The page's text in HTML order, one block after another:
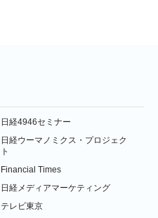
日経4946セミナー
日経ウーマノミクス・プロジェク
ト
Financial Times
日経メディアマーケティング
テレビ東京